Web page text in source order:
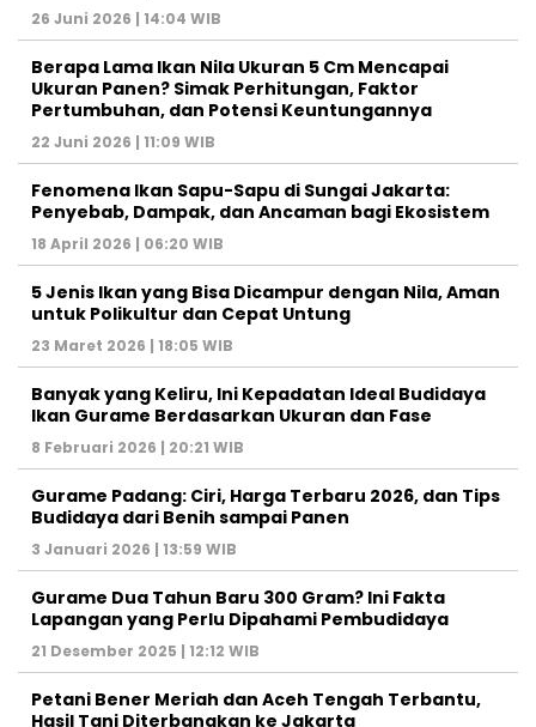
26 Juni 2026 | 14:04 WIB
Berapa Lama Ikan Nila Ukuran 5 Cm Mencapai
Ukuran Panen? Simak Perhitungan, Faktor
Pertumbuhan, dan Potensi Keuntungannya
22 Juni 2026 | 11:09 WIB
Fenomena Ikan Sapu-Sapu di Sungai Jakarta:
Penyebab, Dampak, dan Ancaman bagi Ekosistem
18 April 2026 | 06:20 WIB
5 Jenis Ikan yang Bisa Dicampur dengan Nila, Aman
untuk Polikultur dan Cepat Untung
23 Maret 2026 | 18:05 WIB
Banyak yang Keliru, Ini Kepadatan Ideal Budidaya
Ikan Gurame Berdasarkan Ukuran dan Fase
8 Februari 2026 | 20:21 WIB
Gurame Padang: Ciri, Harga Terbaru 2026, dan Tips
Budidaya dari Benih sampai Panen
3 Januari 2026 | 13:59 WIB
Gurame Dua Tahun Baru 300 Gram? Ini Fakta
Lapangan yang Perlu Dipahami Pembudidaya
21 Desember 2025 | 12:12 WIB
Petani Bener Meriah dan Aceh Tengah Terbantu,
Hasil Tani Diterbangkan ke Jakarta